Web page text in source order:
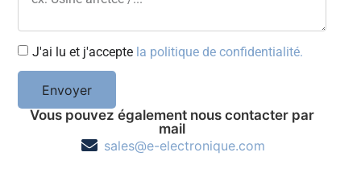
J'ai lu et j'accepte la politique de confidentialité.
Envoyer
Vous pouvez également nous contacter par
mail
sales@e-electronique.com